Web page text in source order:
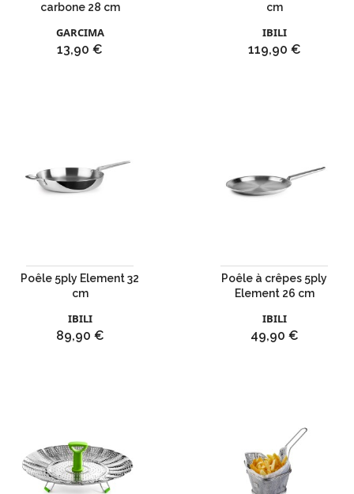
carbone 28 cm
GARCIMA
Prix
13,90 €
cm
IBILI
Prix
119,90 €
Poêle 5ply Element 32
cm
IBILI
Prix
89,90 €
Poêle à crêpes 5ply
Element 26 cm
IBILI
Prix
49,90 €